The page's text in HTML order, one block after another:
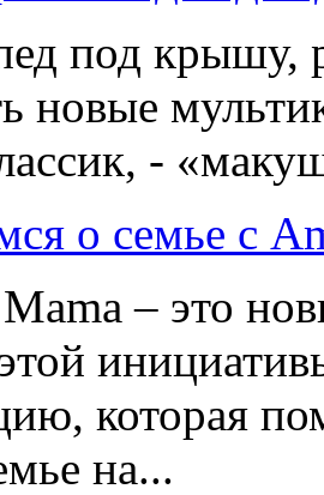
под крышу,
новые
-
о семье с
– это
которая
на...